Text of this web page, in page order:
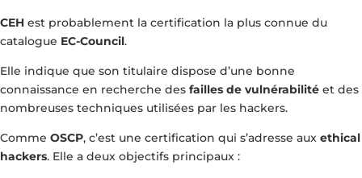
CEH est probablement la certification la plus connue du
catalogue EC-Council.
Elle indique que son titulaire dispose d’une bonne
connaissance en recherche des failles de vulnérabilité et des
nombreuses techniques utilisées par les hackers.
Comme OSCP, c’est une certification qui s’adresse aux ethical
hackers. Elle a deux objectifs principaux :